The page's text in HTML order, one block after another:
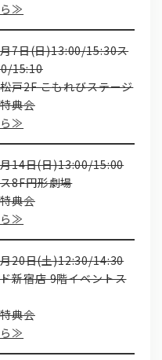
≫
7日(日)13:00/15:30ス
15:10
戸2F こもれびステージ
典会
≫
14日(日)13:00/15:00
8F円形劇場
典会
≫
20日(土)12:30/14:30
新宿店 9階イベントス
典会
≫